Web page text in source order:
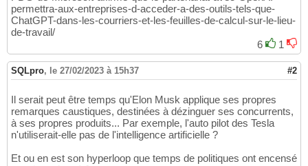
permettra-aux-entreprises-d-acceder-a-des-outils-tels-que-
ChatGPT-dans-les-courriers-et-les-feuilles-de-calcul-sur-le-lieu-
de-travail/
6
1
SQLpro, le 27/02/2023 à 15h37 #2
Il serait peut être temps qu'Elon Musk applique ses propres
remarques caustiques, destinées à dézinguer ses concurrents,
à ses propres produits... Par exemple, l'auto pilot des Tesla
n'utiliserait-elle pas de l'intelligence artificielle ?
Et ou en est son hyperloop que temps de politiques ont encensé